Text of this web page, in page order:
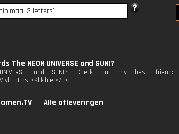
NEON UNIVERSE and SUN!?
UNIVERSE and SUN!? Check out my best friend:
FoIt3s">Klik hier</a>
Alle afleveringen